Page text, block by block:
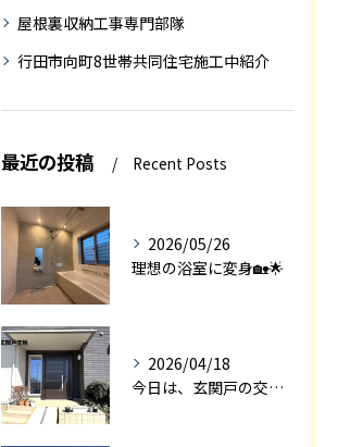
屋根裏収納工事専門部隊
行田市向町8世帯共同住宅施工中紹介
最近の投稿 Recent Posts
2026/05/26
理想の浴室に変身🏡🌟
2026/04/18
今日は、玄関戸の交換工事をご紹介します🚪✨。